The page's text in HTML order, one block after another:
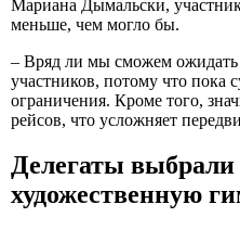
Мариана Дымальски,
меньше, чем могло бы.
– Вряд ли мы сможем ожидать
участников, потому что пока
ограничения. Кроме того,
рейсов, что усложняет
Делегаты выбрали
художественную